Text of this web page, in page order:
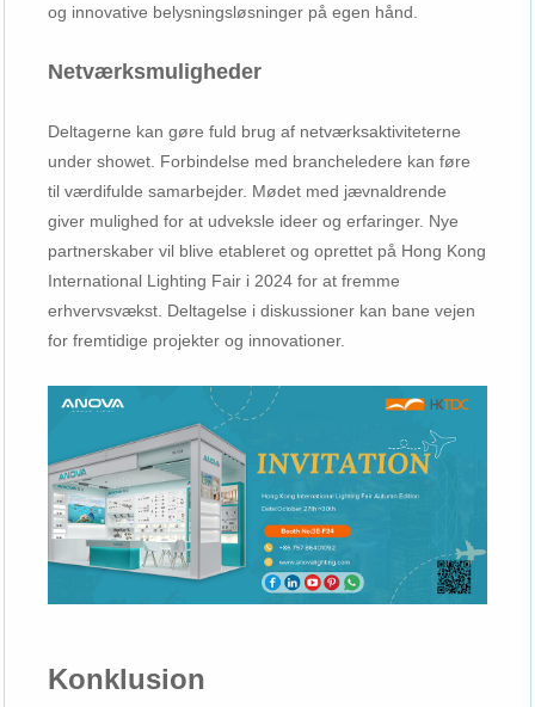
og innovative belysningsløsninger på egen hånd.
Netværksmuligheder
Deltagerne kan gøre fuld brug af netværksaktiviteterne
under showet. Forbindelse med brancheledere kan føre
til værdifulde samarbejder. Mødet med jævnaldrende
giver mulighed for at udveksle ideer og erfaringer. Nye
partnerskaber vil blive etableret og oprettet på Hong Kong
International Lighting Fair i 2024 for at fremme
erhvervsvækst. Deltagelse i diskussioner kan bane vejen
for fremtidige projekter og innovationer.
Konklusion